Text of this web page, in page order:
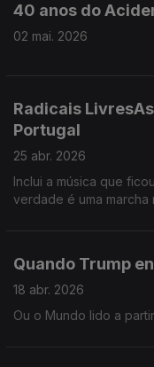
40 anos do
02 mai. 2026
Radicais
Portugal
25 abr. 2026
Inclui a música que
verdade é uma marcha
Quando Trump
18 abr. 2026
Ou o Mundo lido a